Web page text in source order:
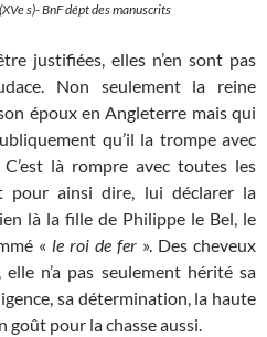
s)- BnF dépt des manuscrits
justifiées, elles n’en sont pas
Non seulement la reine
époux en Angleterre mais qui
qu’il la trompe avec
là rompre avec toutes les
pour ainsi dire, lui déclarer la
là la fille de Philippe le Bel, le
« le roi de fer ». Des cheveux
n’a pas seulement hérité sa
sa détermination, la haute
goût pour la chasse aussi.